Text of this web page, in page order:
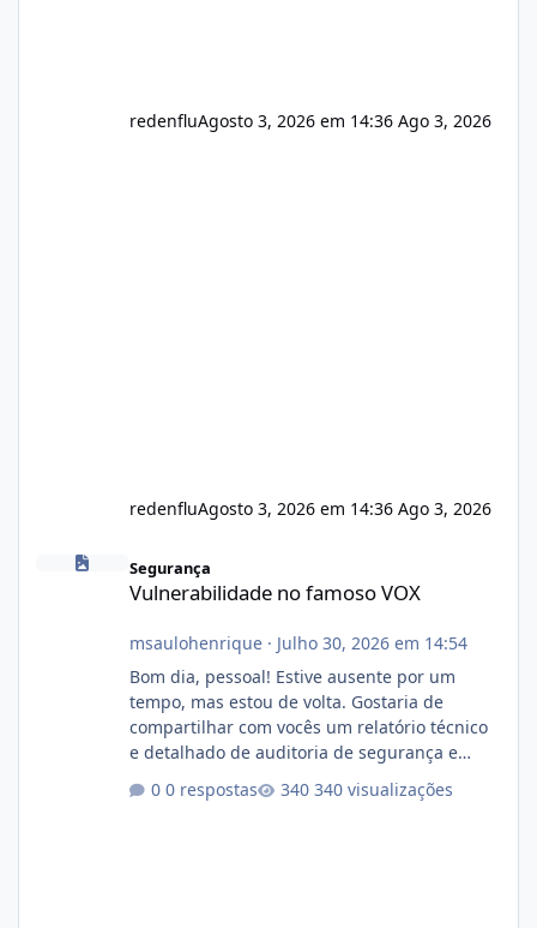
redenfluAgosto 3, 2026 em 14:36 Ago 3, 2026
redenfluAgosto 3, 2026 em 14:36 Ago 3, 2026
Vulnerabilidade no famoso VOX
Segurança
Vulnerabilidade no famoso VOX
msaulohenrique· Julho 30, 2026 em 14:54
Bom dia, pessoal! Estive ausente por um
tempo, mas estou de volta. Gostaria de
compartilhar com vocês um relatório técnico
e detalhado de auditoria de segurança e
conformidade referente ao VOXPANEL (versão
atualmente em circulação e comercialização
0 respostas 340 visualizações